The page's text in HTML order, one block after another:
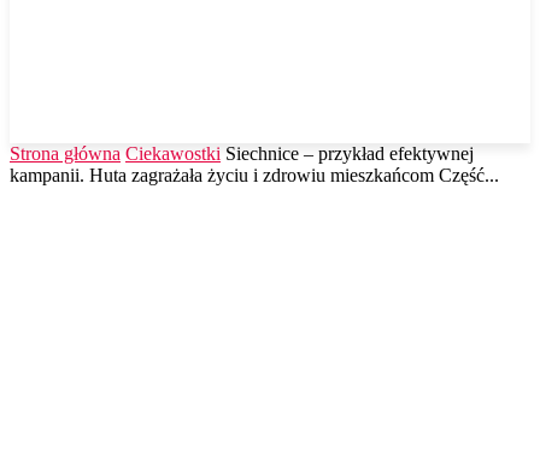
Strona główna Ciekawostki Siechnice – przykład efektywnej
kampanii. Huta zagrażała życiu i zdrowiu mieszkańcom Część...